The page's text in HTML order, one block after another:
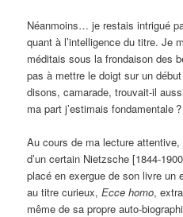
Néanmoins… je restais intrigué
quant à l’intelligence du titre. Je
méditais sous la frondaison des
pas à mettre le doigt sur un
disons, camarade, trouvait-il
ma part j’estimais fondamentale
Au cours de ma lecture
d’un certain Nietzsche [1844-
placé en exergue de son livre un
au titre curieux,Ecce homo,
même de sa propre auto-